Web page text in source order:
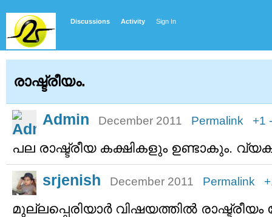
Discussions Activity Sign In
രാഷ്ട്രീയം.
Admin December 2011 Permalink +1
പല രാഷ്ട്രീയ കക്ഷികളും ഉണ്ടാകും.
srjenish December 2011 Permalink
മുല്ലപ്പെരിയാര്‍ വിഷയത്തില്‍